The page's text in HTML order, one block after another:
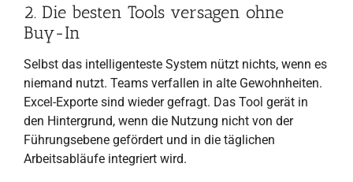
2. Die besten Tools versagen ohne
Buy-In
Selbst das intelligenteste System nützt nichts, wenn es
niemand nutzt. Teams verfallen in alte Gewohnheiten.
Excel-Exporte sind wieder gefragt. Das Tool gerät in
den Hintergrund, wenn die Nutzung nicht von der
Führungsebene gefördert und in die täglichen
Arbeitsabläufe integriert wird.